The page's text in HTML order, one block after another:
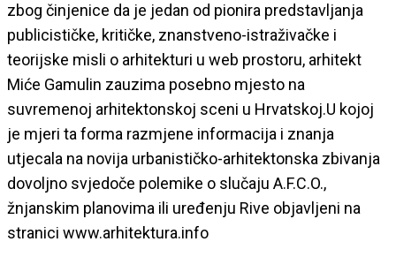
zbog činjenice da je jedan od pionira predstavljanja
publicističke, kritičke, znanstveno-istraživačke i
teorijske misli o arhitekturi u web prostoru, arhitekt
Miće Gamulin zauzima posebno mjesto na
suvremenoj arhitektonskoj sceni u Hrvatskoj.U kojoj
je mjeri ta forma razmjene informacija i znanja
utjecala na novija urbanističko-arhitektonska zbivanja
dovoljno svjedoče polemike o slučaju A.F.C.O.,
žnjanskim planovima ili uređenju Rive objavljeni na
stranici www.arhitektura.info